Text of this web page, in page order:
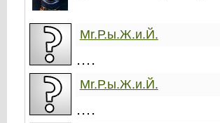
Mr.Р.ы.Ж.и.Й.
….
Mr.Р.ы.Ж.и.Й.
….